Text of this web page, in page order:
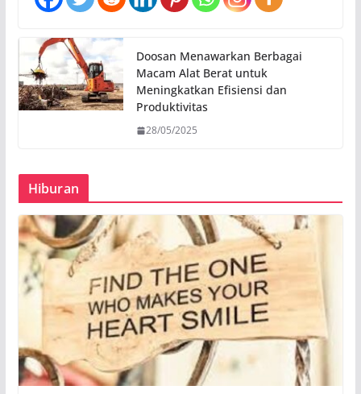
Doosan Menawarkan Berbagai
Macam Alat Berat untuk
Meningkatkan Efisiensi dan
Produktivitas
28/05/2025
Hiburan